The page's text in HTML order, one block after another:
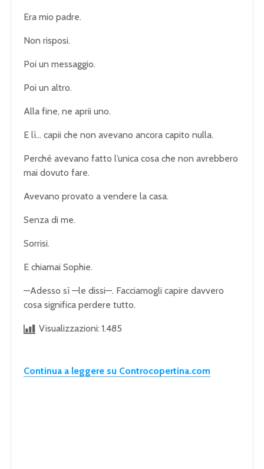
Era mio padre.
Non risposi.
Poi un messaggio.
Poi un altro.
Alla fine, ne aprii uno.
E lì… capii che non avevano ancora capito nulla.
Perché avevano fatto l’unica cosa che non avrebbero
mai dovuto fare.
Avevano provato a vendere la casa.
Senza di me.
Sorrisi.
E chiamai Sophie.
—Adesso sì —le dissi—. Facciamogli capire davvero
cosa significa perdere tutto.
Visualizzazioni: 1.485
Continua a leggere su Controcopertina.com